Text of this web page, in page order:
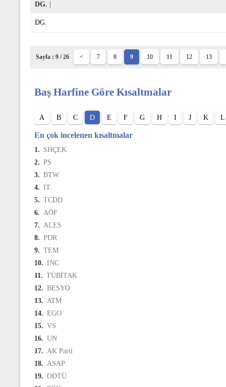
DG.
DG.
Sayfa : 9 / 26 < 7 8 9 10 11 12 13
Baş Harfine Göre Kısaltmalar
A B C D E F G H I J K L
En çok incelenen kısaltmalar
1. SHÇEK
2. PS
3. BTW
4. IT
5. TCDD
6. AÖF
7. ALES
8. PDR
9. TEM
10. INC
11. TÜBİTAK
12. BESYO
13. ATM
14. EGO
15. VS
16. UN
17. AK Parti
18. ASAP
19. ODTÜ